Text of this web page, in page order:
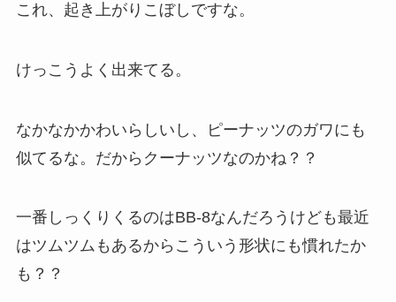
これ、起き上がりこぼしですな。
けっこうよく出来てる。
なかなかかわいらしいし、ピーナッツのガワにも
似てるな。だからクーナッツなのかね？？
一番しっくりくるのはBB-8なんだろうけども最近
はツムツムもあるからこういう形状にも慣れたか
も？？